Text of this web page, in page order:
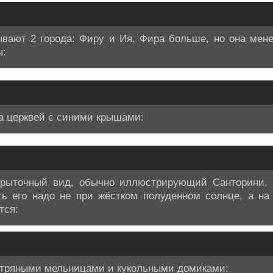
2 города: Фиру и Ия. Фира больше, но она
церквей с синими крышами:
вид, обычно иллюстрирующий
его надо не при жёстком полуденном солнце, а на
мельницами и кукольными домиками: